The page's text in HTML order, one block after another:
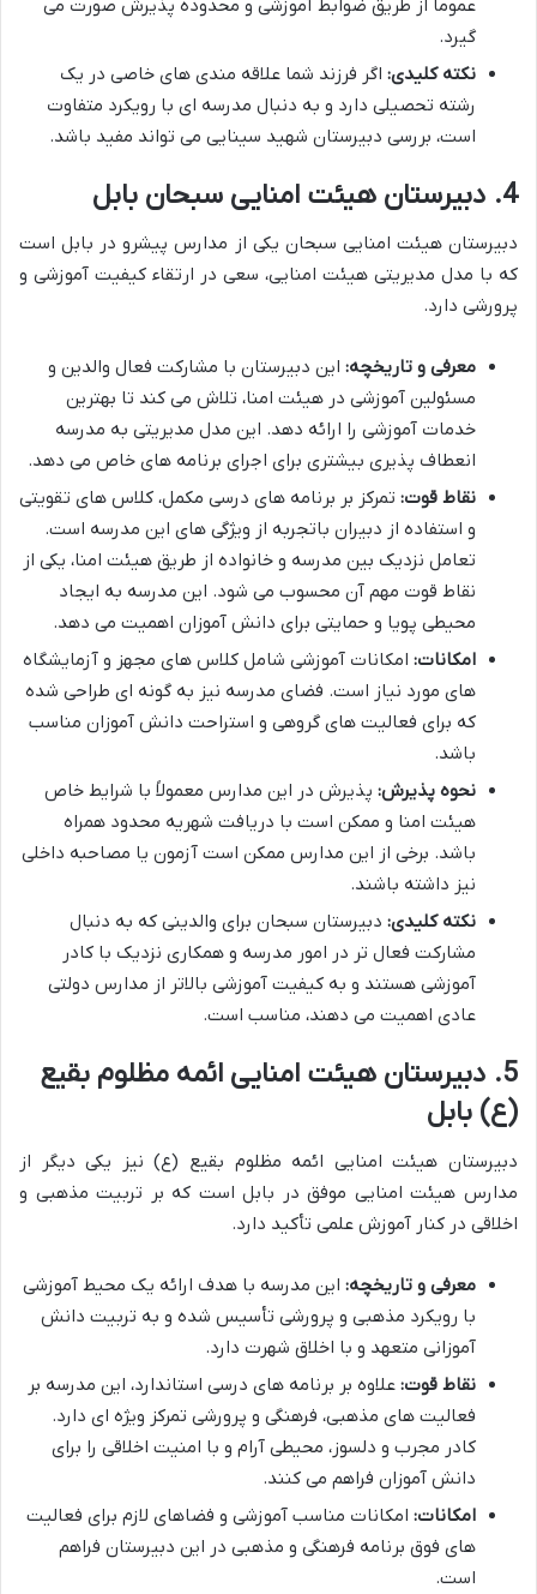
عموماً از طریق ضوابط آموزشی و محدوده پذیرش صورت می
گیرد.
نکته کلیدی: اگر فرزند شما علاقه مندی های خاصی در یک
رشته تحصیلی دارد و به دنبال مدرسه ای با رویکرد متفاوت
است، بررسی دبیرستان شهید سینایی می تواند مفید باشد.
4. دبیرستان هیئت امنایی سبحان بابل
دبیرستان هیئت امنایی سبحان یکی از مدارس پیشرو در بابل است
که با مدل مدیریتی هیئت امنایی، سعی در ارتقاء کیفیت آموزشی و
پرورشی دارد.
معرفی و تاریخچه: این دبیرستان با مشارکت فعال والدین و
مسئولین آموزشی در هیئت امنا، تلاش می کند تا بهترین
خدمات آموزشی را ارائه دهد. این مدل مدیریتی به مدرسه
انعطاف پذیری بیشتری برای اجرای برنامه های خاص می دهد.
نقاط قوت: تمرکز بر برنامه های درسی مکمل، کلاس های تقویتی
و استفاده از دبیران باتجربه از ویژگی های این مدرسه است.
تعامل نزدیک بین مدرسه و خانواده از طریق هیئت امنا، یکی از
نقاط قوت مهم آن محسوب می شود. این مدرسه به ایجاد
محیطی پویا و حمایتی برای دانش آموزان اهمیت می دهد.
امکانات: امکانات آموزشی شامل کلاس های مجهز و آزمایشگاه
های مورد نیاز است. فضای مدرسه نیز به گونه ای طراحی شده
که برای فعالیت های گروهی و استراحت دانش آموزان مناسب
باشد.
نحوه پذیرش: پذیرش در این مدارس معمولاً با شرایط خاص
هیئت امنا و ممکن است با دریافت شهریه محدود همراه
باشد. برخی از این مدارس ممکن است آزمون یا مصاحبه داخلی
نیز داشته باشند.
نکته کلیدی: دبیرستان سبحان برای والدینی که به دنبال
مشارکت فعال تر در امور مدرسه و همکاری نزدیک با کادر
آموزشی هستند و به کیفیت آموزشی بالاتر از مدارس دولتی
عادی اهمیت می دهند، مناسب است.
5. دبیرستان هیئت امنایی ائمه مظلوم بقیع
(ع) بابل
دبیرستان هیئت امنایی ائمه مظلوم بقیع (ع) نیز یکی دیگر از
مدارس هیئت امنایی موفق در بابل است که بر تربیت مذهبی و
اخلاقی در کنار آموزش علمی تأکید دارد.
معرفی و تاریخچه: این مدرسه با هدف ارائه یک محیط آموزشی
با رویکرد مذهبی و پرورشی تأسیس شده و به تربیت دانش
آموزانی متعهد و با اخلاق شهرت دارد.
نقاط قوت: علاوه بر برنامه های درسی استاندارد، این مدرسه بر
فعالیت های مذهبی، فرهنگی و پرورشی تمرکز ویژه ای دارد.
کادر مجرب و دلسوز، محیطی آرام و با امنیت اخلاقی را برای
دانش آموزان فراهم می کنند.
امکانات: امکانات مناسب آموزشی و فضاهای لازم برای فعالیت
های فوق برنامه فرهنگی و مذهبی در این دبیرستان فراهم
است.